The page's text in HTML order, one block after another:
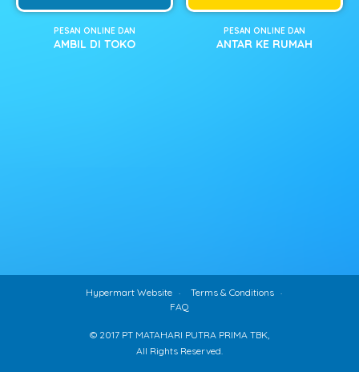
PESAN ONLINE DAN
AMBIL DI TOKO
PESAN ONLINE DAN
ANTAR KE RUMAH
Hypermart Website
Terms & Conditions
FAQ
© 2017 PT MATAHARI PUTRA PRIMA TBK,
All Rights Reserved.